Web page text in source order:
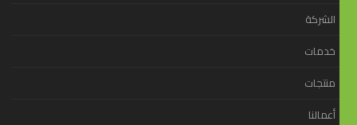
الشركة
خدمات
منتجات
أعمالنا